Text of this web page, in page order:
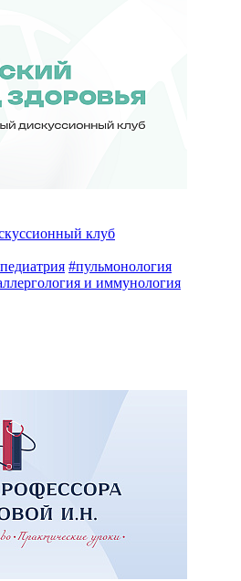
клуб
#пульмонология
и иммунология